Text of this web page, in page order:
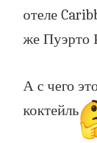
отеле
же Пуэрто
А с чего
коктейль